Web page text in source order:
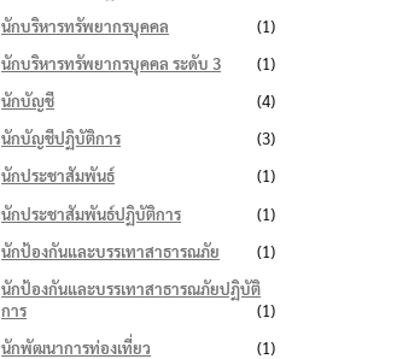
นักบริหารทรัพยากรบุคคล
(1)
นักบริหารทรัพยากรบุคคล ระดับ 3
(1)
นักบัญชี
(4)
นักบัญชีปฏิบัติการ
(3)
นักประชาสัมพันธ์
(1)
นักประชาสัมพันธ์ปฏิบัติการ
(1)
นักป้องกันและบรรเทาสาธารณภัย
(1)
นักป้องกันและบรรเทาสาธารณภัยปฏิบัติ
การ
(1)
นักพัฒนาการท่องเที่ยว
(1)